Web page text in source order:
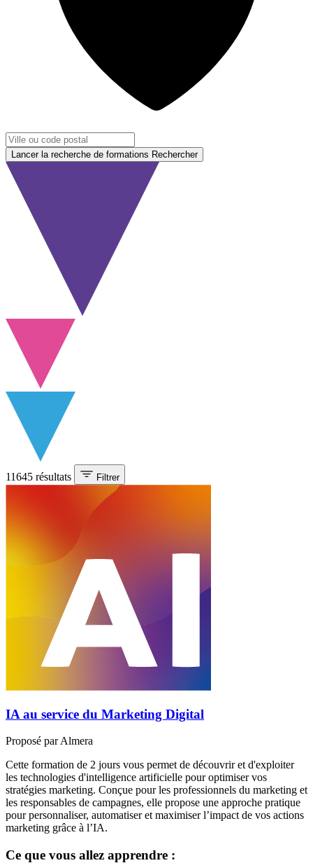
Lancer la recherche de formations Rechercher
11645 résultats Filtrer
IA au service du Marketing Digital
Proposé parAlmera
Cette formation de 2 jours vous permet de découvrir et d'exploiter
les technologies d'intelligence artificielle pour optimiser vos
stratégies marketing. Conçue pour les professionnels du marketing et
les responsables de campagnes, elle propose une approche pratique
pour personnaliser, automatiser et maximiser l’impact de vos actions
marketing grâce à l’IA.
Ce que vous allez apprendre :